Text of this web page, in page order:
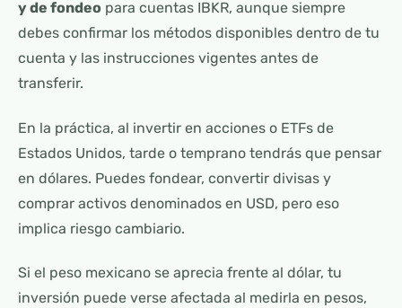
y de fondeo para cuentas IBKR, aunque siempre
debes confirmar los métodos disponibles dentro de tu
cuenta y las instrucciones vigentes antes de
transferir.
En la práctica, al invertir en acciones o ETFs de
Estados Unidos, tarde o temprano tendrás que pensar
en dólares. Puedes fondear, convertir divisas y
comprar activos denominados en USD, pero eso
implica riesgo cambiario.
Si el peso mexicano se aprecia frente al dólar, tu
inversión puede verse afectada al medirla en pesos,